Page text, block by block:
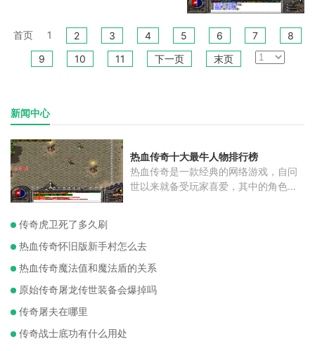
首页 1 2 3 4 5 6 7
8
9
10 11 下一页 末页
新闻中心
热血传奇十大最牛人物排行榜
热血传奇是一款经典的网络游戏，自问
世以来就备受玩家喜爱，其中的角色更
传奇虎卫死了多久刷
热血传奇怀旧版新手村怎么去
热血传奇魔法值和魔法盾的关系
原始传奇屠龙传世装备会爆掉吗
传奇屠夫在哪里
传奇战士底功有什么用处